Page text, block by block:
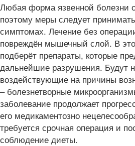
Любая форма язвенной болезни
поэтому меры следует
симптомах. Лечение без
повреждён мышечный слой. В
подберёт препараты, которые
дальнейшие разрушения. Будут
воздействующие на причины
– болезнетворные
заболевание продолжает
его медикаментозно
требуется срочная операция и
соблюдение диеты.